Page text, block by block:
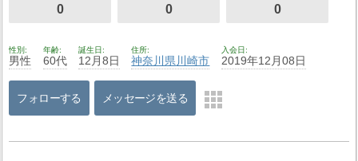
0 0 0
性別
男性
年齢
60代
誕生日
12月8日
住所
神奈川県 川崎市
入会日
2019年12月08日
フォローする メッセージを送る